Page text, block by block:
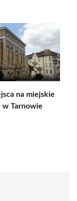
na miejskie
w Tarnowie